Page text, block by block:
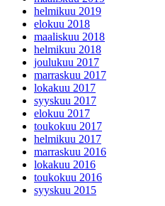
helmikuu 2019
elokuu 2018
maaliskuu 2018
helmikuu 2018
joulukuu 2017
marraskuu 2017
lokakuu 2017
syyskuu 2017
elokuu 2017
toukokuu 2017
helmikuu 2017
marraskuu 2016
lokakuu 2016
toukokuu 2016
syyskuu 2015